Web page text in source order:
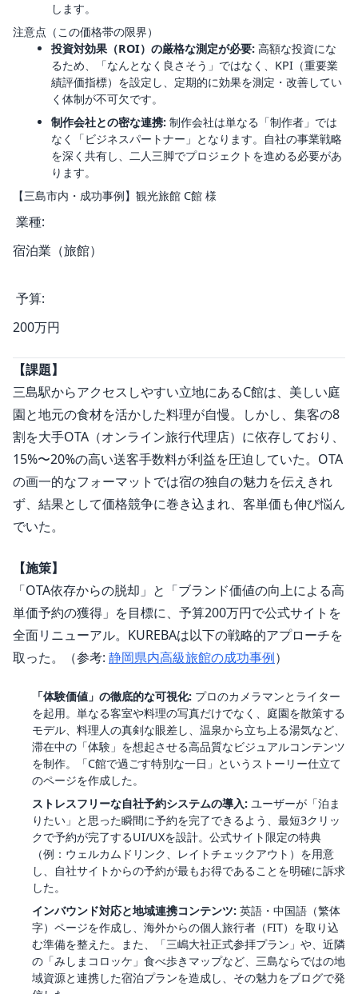
します。
注意点（この価格帯の限界）
投資対効果（ROI）の厳格な測定が必要: 高額な投資にな
るため、「なんとなく良さそう」ではなく、KPI（重要業
績評価指標）を設定し、定期的に効果を測定・改善してい
く体制が不可欠です。
制作会社との密な連携: 制作会社は単なる「制作者」では
なく「ビジネスパートナー」となります。自社の事業戦略
を深く共有し、二人三脚でプロジェクトを進める必要があ
ります。
【三島市内・成功事例】観光旅館 C館 様
業種:
宿泊業（旅館）
予算:
200万円
【課題】
三島駅からアクセスしやすい立地にあるC館は、美しい庭
園と地元の食材を活かした料理が自慢。しかし、集客の8
割を大手OTA（オンライン旅行代理店）に依存しており、
15%〜20%の高い送客手数料が利益を圧迫していた。OTA
の画一的なフォーマットでは宿の独自の魅力を伝えきれ
ず、結果として価格競争に巻き込まれ、客単価も伸び悩ん
でいた。
【施策】
「OTA依存からの脱却」と「ブランド価値の向上による高
単価予約の獲得」を目標に、予算200万円で公式サイトを
全面リニューアル。KUREBAは以下の戦略的アプローチを
取った。（参考: 静岡県内高級旅館の成功事例）
「体験価値」の徹底的な可視化: プロのカメラマンとライター
を起用。単なる客室や料理の写真だけでなく、庭園を散策する
モデル、料理人の真剣な眼差し、温泉から立ち上る湯気など、
滞在中の「体験」を想起させる高品質なビジュアルコンテンツ
を制作。「C館で過ごす特別な一日」というストーリー仕立て
のページを作成した。
ストレスフリーな自社予約システムの導入: ユーザーが「泊ま
りたい」と思った瞬間に予約を完了できるよう、最短3クリッ
クで予約が完了するUI/UXを設計。公式サイト限定の特典
（例：ウェルカムドリンク、レイトチェックアウト）を用意
し、自社サイトからの予約が最もお得であることを明確に訴求
した。
インバウンド対応と地域連携コンテンツ: 英語・中国語（繁体
字）ページを作成し、海外からの個人旅行者（FIT）を取り込
む準備を整えた。また、「三嶋大社正式参拝プラン」や、近隣
の「みしまコロッケ」食べ歩きマップなど、三島ならではの地
域資源と連携した宿泊プランを造成し、その魅力をブログで発